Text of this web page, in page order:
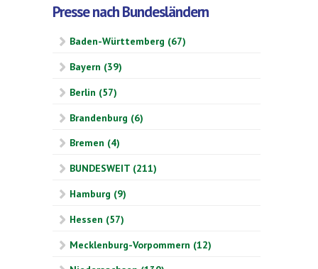
Presse nach Bundesländern
Baden-Württemberg (67)
Bayern (39)
Berlin (57)
Brandenburg (6)
Bremen (4)
BUNDESWEIT (211)
Hamburg (9)
Hessen (57)
Mecklenburg-Vorpommern (12)